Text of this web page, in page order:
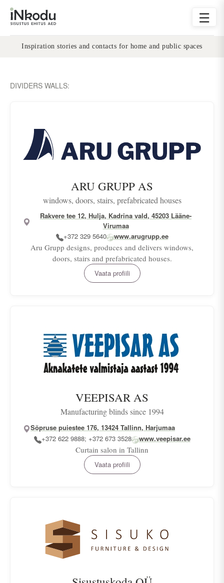
☰
Inspiration stories and contacts for home and public spaces
DIVIDERS WALLS:
ARU GRUPP AS
windows, doors, stairs, prefabricated houses
Rakvere tee 12, Hulja, Kadrina vald, 45203 Lääne-
Virumaa
+372 329 5640
www.arugrupp.ee
Vaata profiili
Aru Grupp designs, produces and delivers windows,
doors, stairs and prefabricated houses.
VEEPISAR AS
Manufacturing blinds since 1994
Sõpruse puiestee 176, 13424 Tallinn, Harjumaa
+372 622 9888; +372 673 3528
www.veepisar.ee
Vaata profiili
Curtain salon in Tallinn